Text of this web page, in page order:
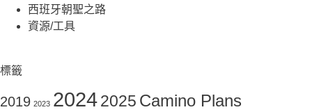
西班牙朝聖之路
資源/工具
標籤
2019 2023 20242025 Camino Plans